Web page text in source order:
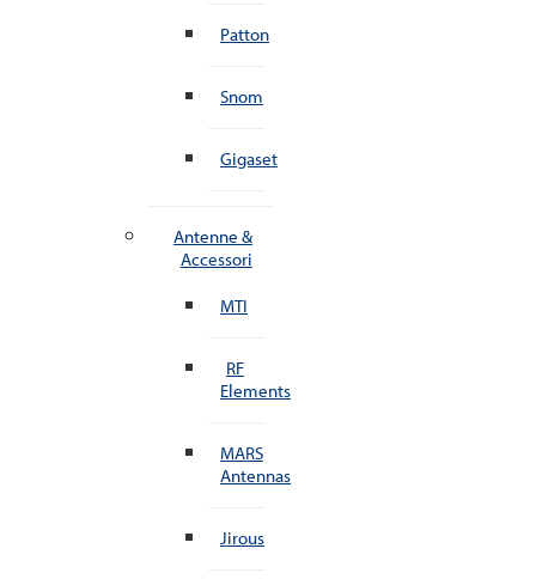
Patton
Snom
Gigaset
Antenne &
Accessori
MTI
RF
Elements
MARS
Antennas
Jirous